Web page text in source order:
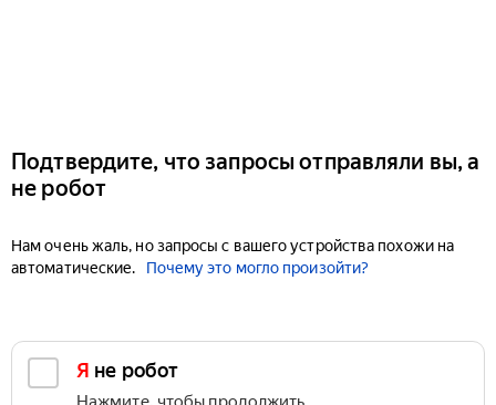
Подтвердите, что запросы отправляли вы, а
не робот
Нам очень жаль, но запросы с вашего устройства похожи на
автоматические.
Почему это могло произойти?
Я не робот